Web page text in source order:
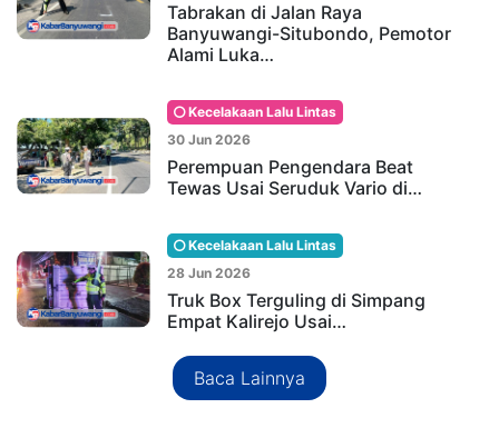
Tabrakan di Jalan Raya
Banyuwangi-Situbondo, Pemotor
Alami Luka…
Kecelakaan Lalu Lintas
30 Jun 2026
Perempuan Pengendara Beat
Tewas Usai Seruduk Vario di…
Kecelakaan Lalu Lintas
28 Jun 2026
Truk Box Terguling di Simpang
Empat Kalirejo Usai…
Baca Lainnya